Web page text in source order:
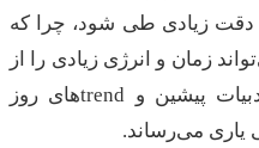
زیادی طی شود، چرا که
و انرژی زیادی را از
شما بگیرد. مشاور با بررسی ادبیات پیشین و trendهای روز
می‌رساند.